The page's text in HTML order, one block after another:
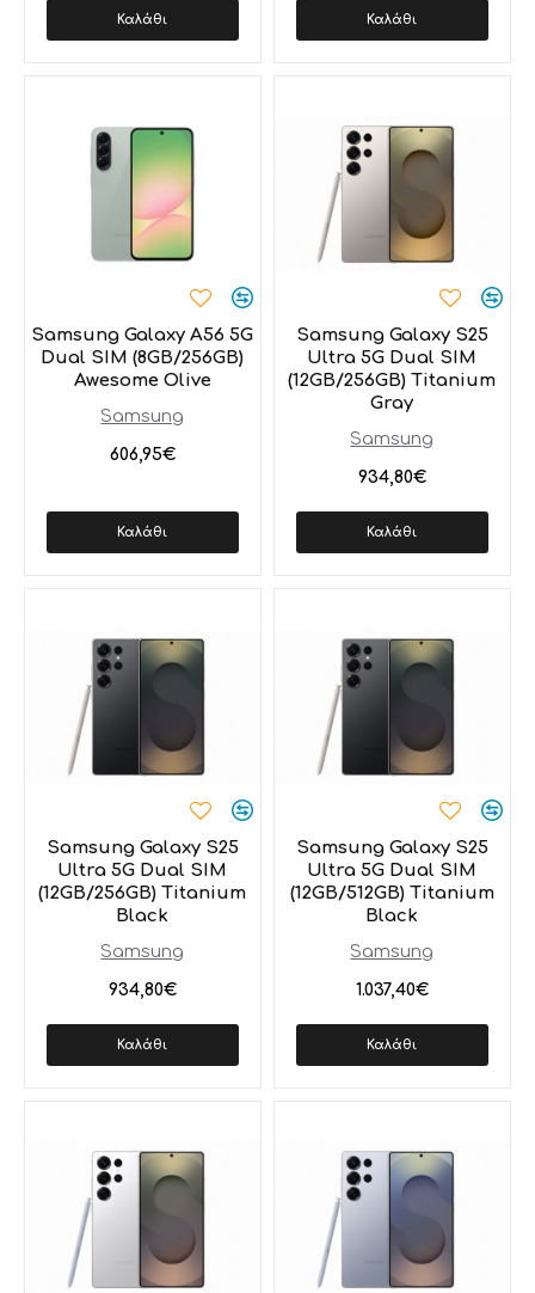
Καλάθι Καλάθι
Samsung
Samsung Galaxy A56 5G
Dual SIM (8GB/256GB)
Awesome Olive
606,95€
Καλάθι
Samsung
Samsung Galaxy S25
Ultra 5G Dual SIM
(12GB/256GB) Titanium
Gray
934,80€
Καλάθι
Samsung
Samsung Galaxy S25
Ultra 5G Dual SIM
(12GB/256GB) Titanium
Black
934,80€
Καλάθι
Samsung
Samsung Galaxy S25
Ultra 5G Dual SIM
(12GB/512GB) Titanium
Black
1.037,40€
Καλάθι